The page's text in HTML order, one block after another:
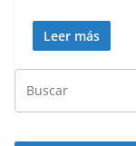
Leer más